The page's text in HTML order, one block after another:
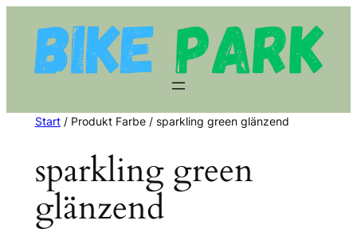
Inhalt
springen
Start/ Produkt Farbe / sparkling green glänzend
sparkling green
glänzend